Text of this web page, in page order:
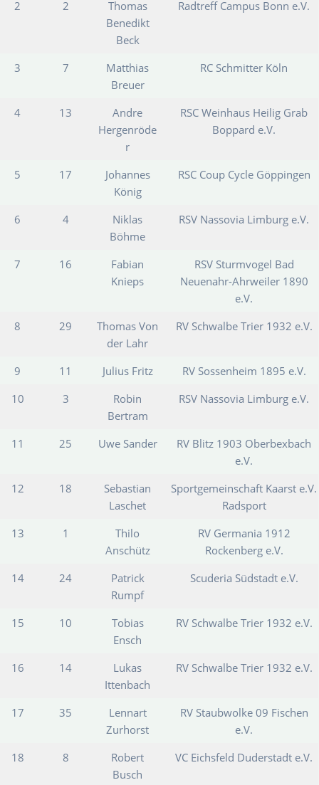
2 2
Thomas
Benedikt
Beck
Radtreff Campus Bonn e.V.
3 7
Matthias
Breuer
RC Schmitter Köln
4 13
Andre
Hergenröde
r
RSC Weinhaus Heilig Grab
Boppard e.V.
5 17
Johannes
König
RSC Coup Cycle Göppingen
6 4
Niklas
Böhme
RSV Nassovia Limburg e.V.
7 16
Fabian
Knieps
RSV Sturmvogel Bad
Neuenahr-Ahrweiler 1890
e.V.
8
29
Thomas Von
der Lahr
RV Schwalbe Trier 1932 e.V.
9 11 Julius Fritz
RV Sossenheim 1895 e.V.
10
3
Robin
Bertram
RSV Nassovia Limburg e.V.
11 25 Uwe Sander
RV Blitz 1903 Oberbexbach
e.V.
12
18
Sebastian
Laschet
Sportgemeinschaft Kaarst e.V.
Radsport
13
1
Thilo
Anschütz
RV Germania 1912
Rockenberg e.V.
14
24
Patrick
Rumpf
Scuderia Südstadt e.V.
15 10
Tobias
Ensch
RV Schwalbe Trier 1932 e.V.
16 14
Lukas
Ittenbach
RV Schwalbe Trier 1932 e.V.
17 35
Lennart
Zurhorst
RV Staubwolke 09 Fischen
e.V.
18
8
Robert
Busch
VC Eichsfeld Duderstadt e.V.